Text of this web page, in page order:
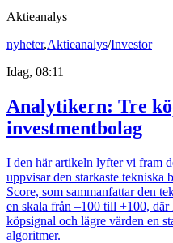
Aktieanalys
nyheter,Aktieanalys/Investor
Idag, 08:11
Analytikern: Tre
investmentbolag
I den här artikeln lyfter vi fram
uppvisar den starkaste tekniska
Score, som sammanfattar den
en skala från –100 till +100,
köpsignal och lägre värden en
algoritmer.